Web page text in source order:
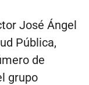
José Ángel
Pública,
de
grupo